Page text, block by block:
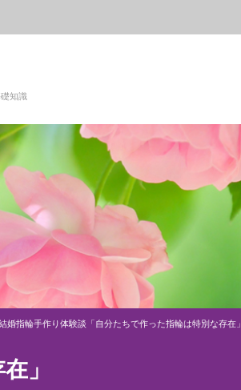
知識
婚指輪手作り体験談「自分たちで作った指輪は特別な存在」
」